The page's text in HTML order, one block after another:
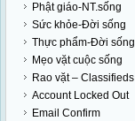
Phật giáo-NT.sống
Sức khỏe-Đời sống
Thực phẩm-Đời sống
Mẹo vặt cuộc sống
Rao vặt – Classifieds
Account Locked Out
Email Confirm